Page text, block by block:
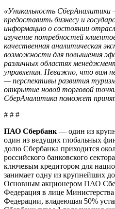
«Уникальность СберАналитики
предоставить бизнесу и
информацию о состоянии
изучение потребностей
качественная аналитическая
возможности для повышения
различных областях
управления. Неважно, что вам
— перспективы развития
открытие новой торговой
СберАналитика поможет
# # #
ПАО Сбербанк— один из
один из ведущих глобальных
долю Сбербанка приходится
российского банковского
ключевым кредитором для
занимает одну из крупнейших
Основным акционером ПАО
Федерация в лице
Федерации, владеющая 50%